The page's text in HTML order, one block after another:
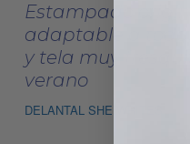
Estampado
adaptable a
y tela muy
verano
DELANTAL SHE WRITES